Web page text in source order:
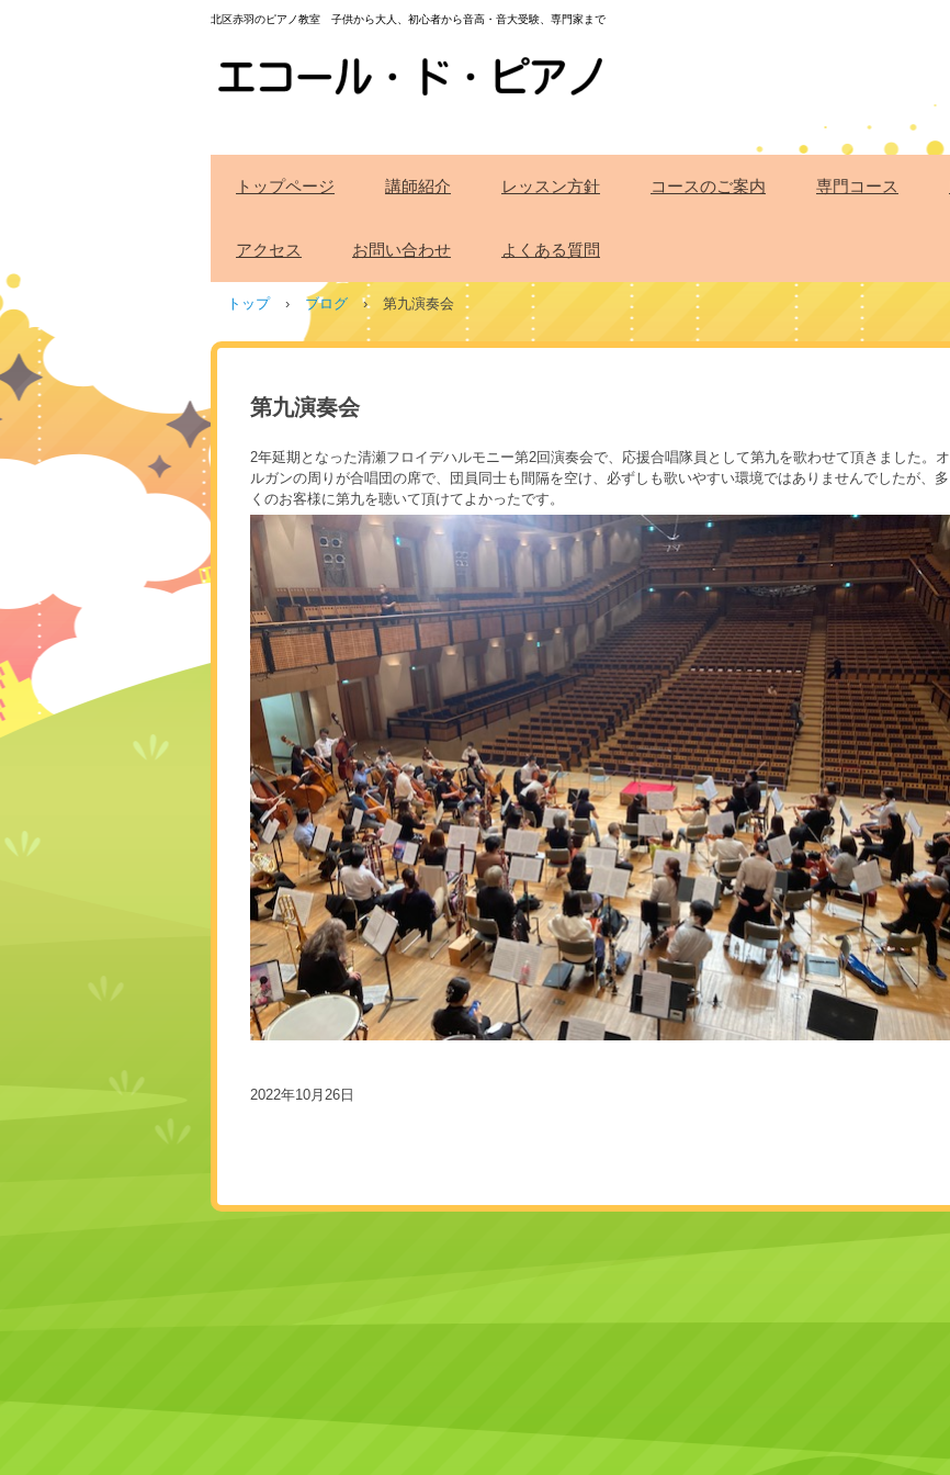
北区赤羽のピアノ教室 子供から大人、初心者から音高・音大受験、専門家まで
トップページ 講師紹介 レッスン方針 コースのご案内 専門コース
アクセス お問い合わせ よくある質問
トップ › ブログ › 第九演奏会
第九演奏会
2年延期となった清瀬フロイデハルモニー第2回演奏会で、応援合唱隊員として第九を歌わせて頂きました。オ
ルガンの周りが合唱団の席で、団員同士も間隔を空け、必ずしも歌いやすい環境ではありませんでしたが、多
くのお客様に第九を聴いて頂けてよかったです。
2022年10月26日